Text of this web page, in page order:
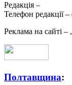
Редакція –
Телефон редакції –
Реклама на сайті – ,
Полтавщина: